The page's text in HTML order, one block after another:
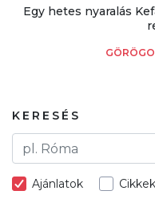
Egy hetes nyaralás
KERESÉS
Ajánlatok Cikkek